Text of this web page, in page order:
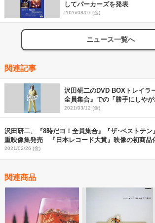
してパーカーズを発表
2026/08/07 (金)
ニュース一覧へ
関連記事
沢田研二のDVD BOXトレイラ
全員集合』での「勝手にしや
ど歌唱映像公開
2021/03/12 (金)
沢田研二、『8時だヨ！全員集合』『ザ･ベストテ
重映像集発売 『日本レコード大賞』映像の初商品
のDVD7枚組
2021/02/26 (金)
関連商品